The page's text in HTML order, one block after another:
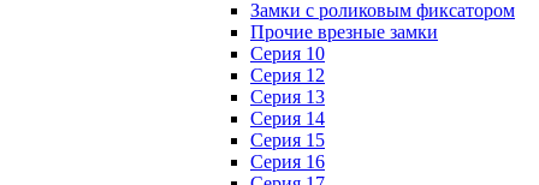
Замки с роликовым фиксатором
Прочие врезные замки
Серия 10
Серия 12
Серия 13
Серия 14
Серия 15
Серия 16